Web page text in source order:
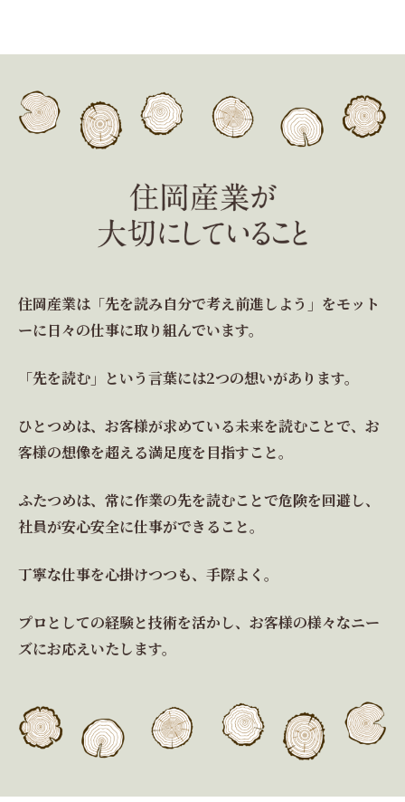
住岡産業は「先を読み自分で考え前進しよう」をモット
ーに日々の仕事に取り組んでいます。
「先を読む」という言葉には2つの想いがあります。
ひとつめは、お客様が求めている未来を読むことで、お
客様の想像を超える満足度を目指すこと。
ふたつめは、常に作業の先を読むことで危険を回避し、
社員が安心安全に仕事ができること。
丁寧な仕事を心掛けつつも、手際よく。
プロとしての経験と技術を活かし、お客様の様々なニー
ズにお応えいたします。